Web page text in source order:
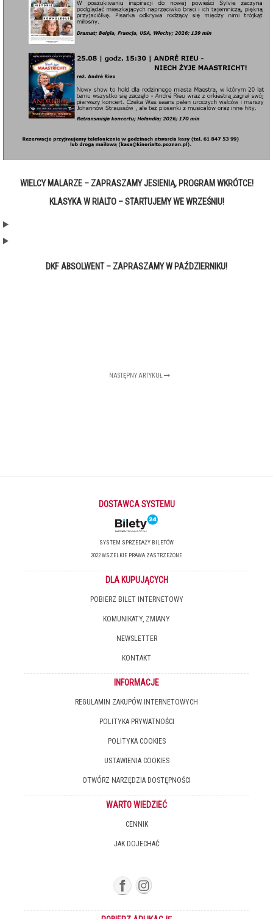
WIELCY MALARZE – ZAPRASZAMY JESIENIĄ, PROGRAM WKRÓTCE!
KLASYKA W RIALTO – STARTUJEMY WE WRZEŚNIU!
DKF ABSOLWENT – ZAPRASZAMY W PAŹDZIERNIKU!
NASTĘPNY ARTYKUŁ
DOSTAWCA SYSTEMU
SYSTEM SPRZEDAŻY BILETÓW
2022 WSZELKIE PRAWA ZASTRZEŻONE
DLA KUPUJĄCYCH
POBIERZ BILET INTERNETOWY
KOMUNIKATY, ZMIANY
NEWSLETTER
KONTAKT
INFORMACJE
REGULAMIN ZAKUPÓW INTERNETOWYCH
POLITYKA PRYWATNOŚCI
POLITYKA COOKIES
USTAWIENIA COOKIES
OTWÓRZ NARZĘDZIA DOSTĘPNOŚCI
WARTO WIEDZIEĆ
CENNIK
JAK DOJECHAĆ